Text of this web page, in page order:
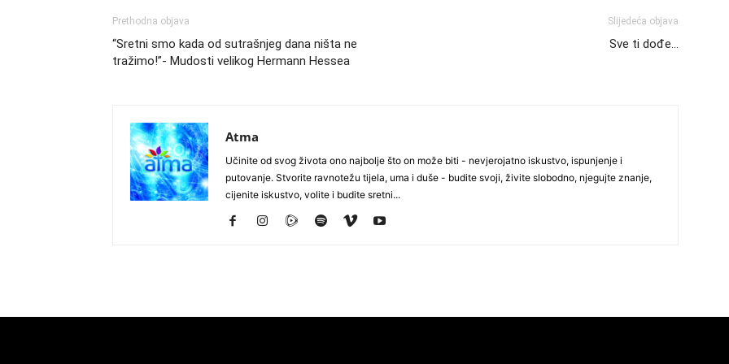
Prethodna objava
“Sretni smo kada od sutrašnjeg dana ništa ne
tražimo!”- Mudosti velikog Hermann Hessea
Slijedeća objava
Sve ti dođe…
Atma
Učinite od svog života ono najbolje što on može biti - nevjerojatno iskustvo, ispunjenje i
putovanje. Stvorite ravnotežu tijela, uma i duše - budite svoji, živite slobodno, njegujte znanje,
cijenite iskustvo, volite i budite sretni...